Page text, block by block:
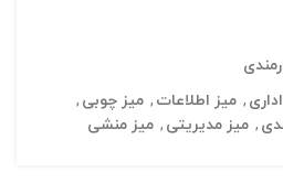
, میز اطلاعات , میز چوبی ,
, میز مدیریتی , میز منشی